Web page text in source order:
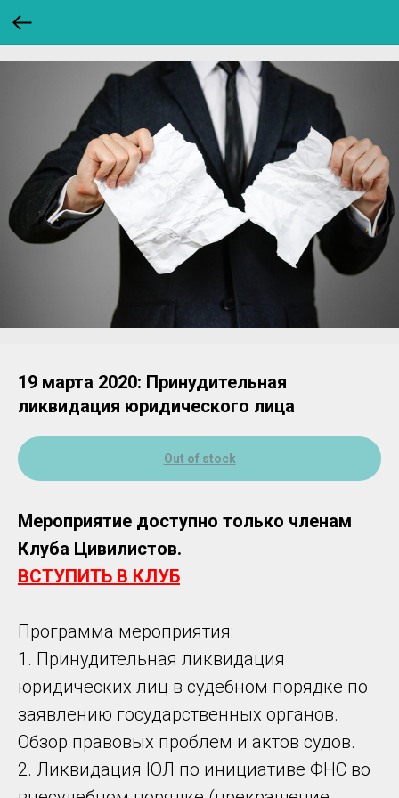
19 марта 2020: Принудительная
ликвидация юридического лица
Out of stock
Мероприятие доступно только членам
Клуба Цивилистов.
ВСТУПИТЬ В КЛУБ
Программа мероприятия:
1. Принудительная ликвидация
юридических лиц в судебном порядке по
заявлению государственных органов.
Обзор правовых проблем и актов судов.
2. Ликвидация ЮЛ по инициативе ФНС во